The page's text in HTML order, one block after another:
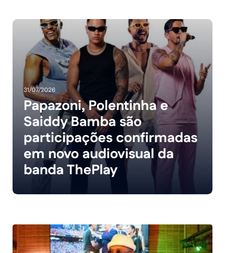
31/07/2026
Papazoni, Polentinha e
Saiddy Bamba são
participações confirmadas
em novo audiovisual da
banda ThePlay